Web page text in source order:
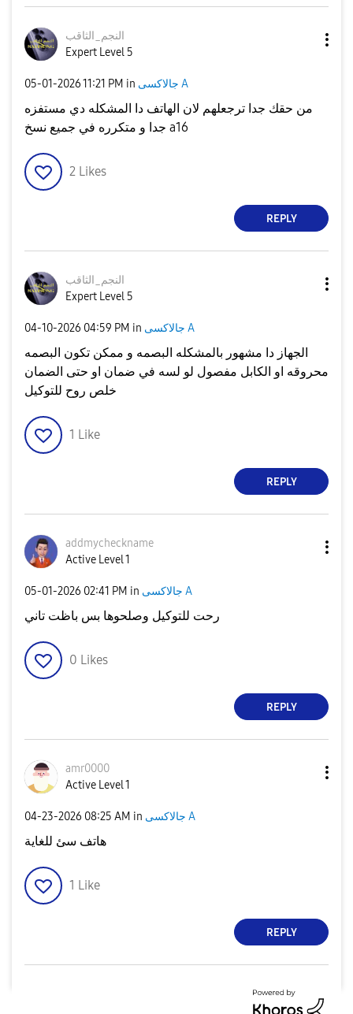
النجم_الثاقب
Expert Level 5
‎05-01-202611:21 PM in جالاكسى A
من حقك جدا ترجعلهم لان الهاتف دا المشكله دي مستفزه
جدا و متكرره في جميع نسخ a16
2 Likes
REPLY
النجم_الثاقب
Expert Level 5
‎04-10-2026 04:59 PM in جالاكسى A
الجهاز دا مشهور بالمشكله البصمه و ممكن تكون البصمه
محروقه او الكابل مفصول لو لسه في ضمان او حتى الضمان
خلص روح للتوكيل
1 Like
REPLY
addmycheckname
Active Level 1
‎05-01-2026 02:41 PM in جالاكسى A
رحت للتوكيل وصلحوها بس باظت تاني
0 Likes
REPLY
amr0000
Active Level 1
‎04-23-2026 08:25 AM in جالاكسى A
هاتف سئ للغاية
1 Like
REPLY